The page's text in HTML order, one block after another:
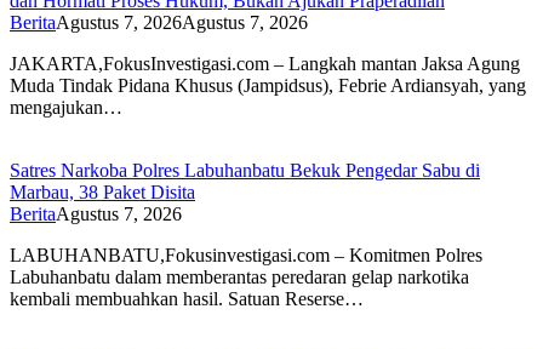
BeritaAgustus 7, 2026Agustus 7, 2026
JAKARTA,FokusInvestigasi.com – Langkah mantan Jaksa Agung
Muda Tindak Pidana Khusus (Jampidsus), Febrie Ardiansyah, yang
mengajukan…
Satres Narkoba Polres Labuhanbatu Bekuk Pengedar Sabu di
Marbau, 38 Paket Disita
BeritaAgustus 7, 2026
LABUHANBATU,Fokusinvestigasi.com – Komitmen Polres
Labuhanbatu dalam memberantas peredaran gelap narkotika
kembali membuahkan hasil. Satuan Reserse…